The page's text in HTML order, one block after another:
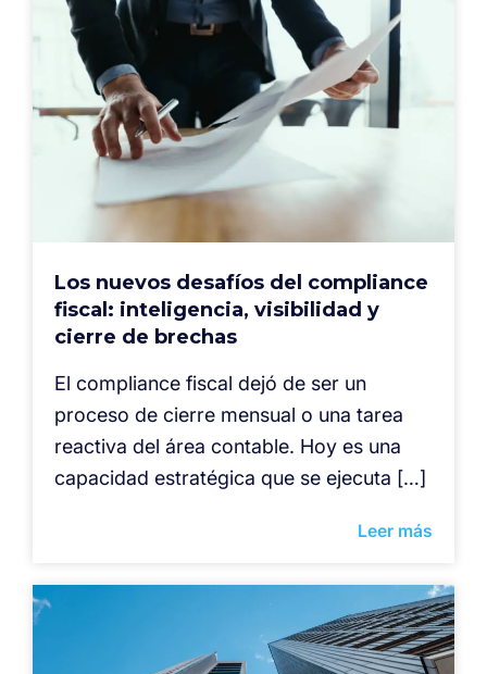
Los nuevos desafíos del compliance
fiscal: inteligencia, visibilidad y
cierre de brechas
El compliance fiscal dejó de ser un
proceso de cierre mensual o una tarea
reactiva del área contable. Hoy es una
capacidad estratégica que se ejecuta […]
Leer más